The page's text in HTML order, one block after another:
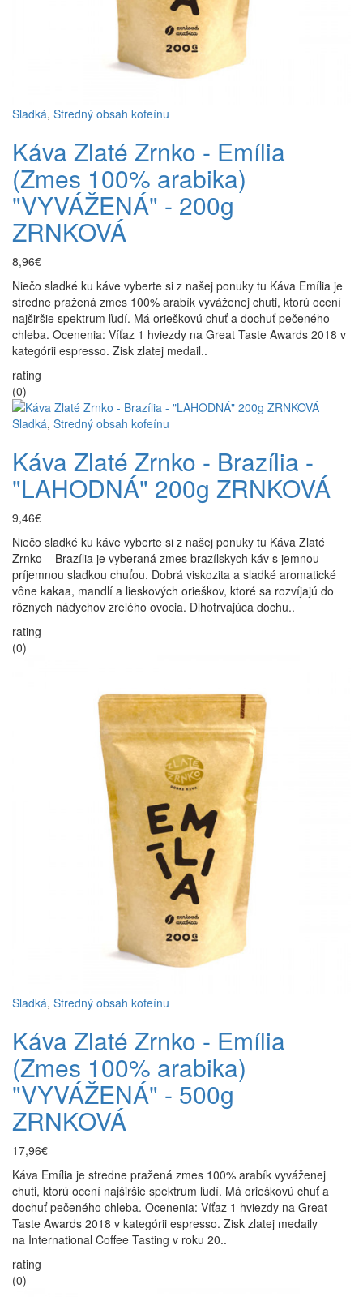
Sladká, Stredný obsah kofeínu
Káva Zlaté Zrnko - Emília
(Zmes 100% arabika)
"VYVÁŽENÁ" - 200g
ZRNKOVÁ
8,96€
Niečo sladké ku káve vyberte si z našej ponuky tu Káva Emília je
stredne pražená zmes 100% arabík vyváženej chuti, ktorú ocení
najširšie spektrum ľudí. Má orieškovú chuť a dochuť pečeného
chleba. Ocenenia: Víťaz 1 hviezdy na Great Taste Awards 2018 v
kategórii espresso. Zisk zlatej medail..
rating
(0)
Sladká, Stredný obsah kofeínu
Káva Zlaté Zrnko - Brazília -
"LAHODNÁ" 200g ZRNKOVÁ
9,46€
Niečo sladké ku káve vyberte si z našej ponuky tu Káva Zlaté
Zrnko – Brazília je vyberaná zmes brazílskych káv s jemnou
príjemnou sladkou chuťou. Dobrá viskozita a sladké aromatické
vône kakaa, mandlí a lieskových orieškov, ktoré sa rozvíjajú do
rôznych nádychov zrelého ovocia. Dlhotrvajúca dochu..
rating
(0)
Sladká, Stredný obsah kofeínu
Káva Zlaté Zrnko - Emília
(Zmes 100% arabika)
"VYVÁŽENÁ" - 500g
ZRNKOVÁ
17,96€
Káva Emília je stredne pražená zmes 100% arabík vyváženej
chuti, ktorú ocení najširšie spektrum ľudí. Má orieškovú chuť a
dochuť pečeného chleba. Ocenenia: Víťaz 1 hviezdy na Great
Taste Awards 2018 v kategórii espresso. Zisk zlatej medaily
na International Coffee Tasting v roku 20..
rating
(0)